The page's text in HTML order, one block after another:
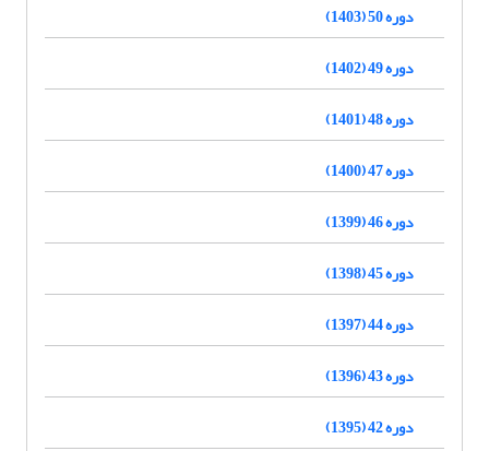
دوره 50 (1403)
دوره 49 (1402)
دوره 48 (1401)
دوره 47 (1400)
دوره 46 (1399)
دوره 45 (1398)
دوره 44 (1397)
دوره 43 (1396)
دوره 42 (1395)